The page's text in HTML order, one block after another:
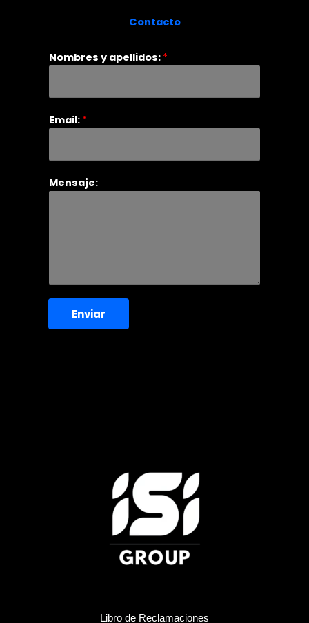
Contacto
Nombres y apellidos: *
Email: *
Mensaje:
Enviar
Libro de Reclamaciones